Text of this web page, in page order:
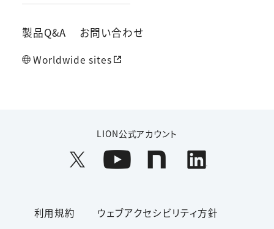
製品Q&A お問い合わせ
Worldwide sites
LION公式アカウント
利用規約 ウェブアクセシビリティ方針